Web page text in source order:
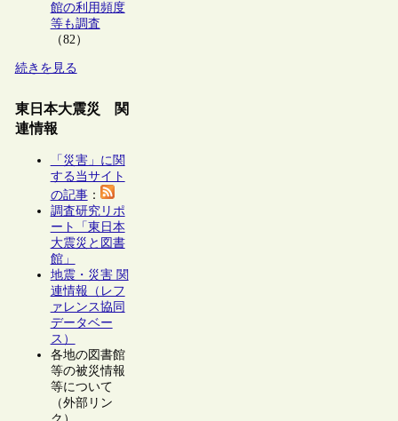
館の利用頻度
等も調査
（82）
続きを見る
東日本大震災 関
連情報
「災害」に関
する当サイト
の記事：
調査研究リポ
ート「東日本
大震災と図書
館」
地震・災害 関
連情報（レフ
ァレンス協同
データベー
ス）
各地の図書館
等の被災情報
等について
（外部リン